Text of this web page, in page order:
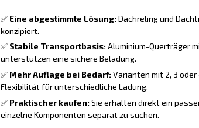
✅ Eine abgestimmte Lösung:Dachreling und
konzipiert.
✅ Stabile Transportbasis:Aluminium-Querträger
unterstützen eine sichere Beladung.
✅ Mehr Auflage bei Bedarf:Varianten mit 2, 3
Flexibilität für unterschiedliche Ladung.
✅ Praktischer kaufen:Sie erhalten direkt ein
einzelne Komponenten separat zu suchen.